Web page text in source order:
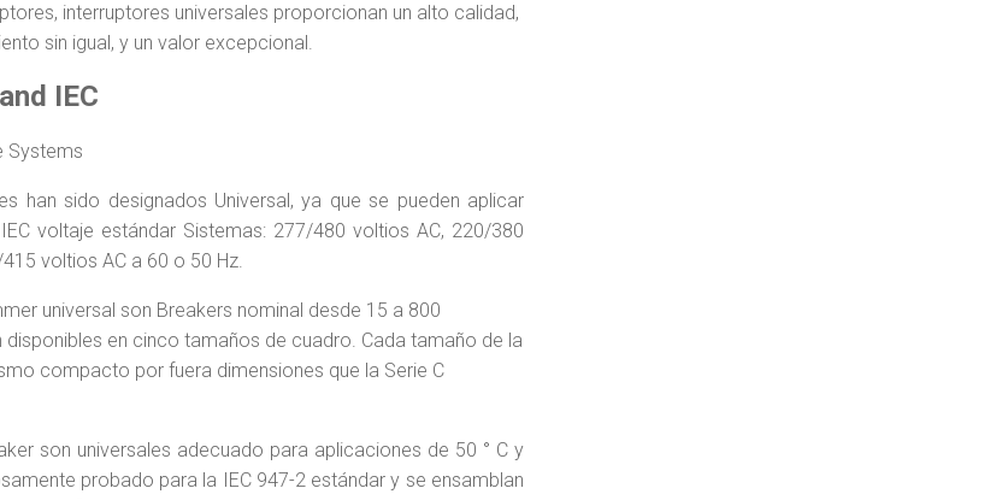
interruptores universales proporcionan un alto calidad,
sin igual, y un valor excepcional.
IEC
Systems
han sido designados Universal, ya que se pueden aplicar
voltaje estándar Sistemas: 277/480 voltios AC, 220/380
voltios AC a 60 o 50 Hz.
universal son Breakers nominal desde 15 a 800
disponibles en cinco tamaños de cuadro. Cada tamaño de la
compacto por fuera dimensiones que la Serie C
son universales adecuado para aplicaciones de 50 ° C y
probado para la IEC 947-2 estándar y se ensamblan